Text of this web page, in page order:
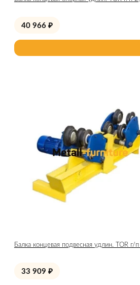
40 966 ₽
Балка концевая подвесная удлин. TOR
33 909 ₽